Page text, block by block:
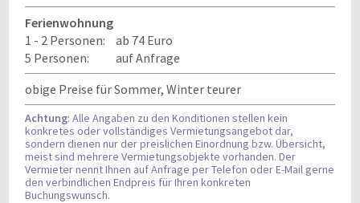
Ferienwohnung
1 - 2 Personen:
ab 74 Euro
5 Personen:
auf Anfrage
obige Preise für Sommer, Winter teurer
Achtung: Alle Angaben zu den Konditionen stellen kein
konkretes oder vollständiges Vermietungsangebot dar,
sondern dienen nur der preislichen Einordnung bzw. Übersicht,
meist sind mehrere Vermietungsobjekte vorhanden. Der
Vermieter nennt Ihnen auf Anfrage per Telefon oder E-Mail gerne
den verbindlichen Endpreis für Ihren konkreten
Buchungswunsch.